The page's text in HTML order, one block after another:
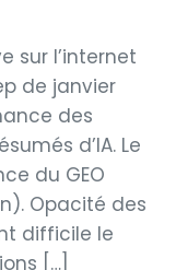
sur l’internet
de janvier
des
d’IA. Le
du GEO
Opacité des
difficile le
[…]